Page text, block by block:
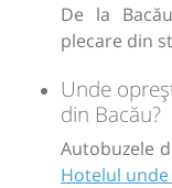
71€
Sursa: Hello Holidays SRL
De la
plecare din
Unde
din Bacău?
Autobuzele
Hotelul